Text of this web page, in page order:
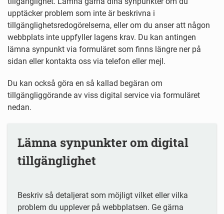
upptäcker problem som inte är beskrivna i
tillgänglighetsredogörelserna, eller om du anser att någon
webbplats inte uppfyller lagens krav. Du kan antingen
lämna synpunkt via formuläret som finns längre ner på
sidan eller kontakta oss via telefon eller mejl.
Du kan också göra en så kallad begäran om
tillgängliggörande av viss digital service via formuläret
nedan.
Lämna synpunkter om digital
tillgänglighet
Beskriv så detaljerat som möjligt vilket eller vilka
problem du upplever på webbplatsen. Ge gärna